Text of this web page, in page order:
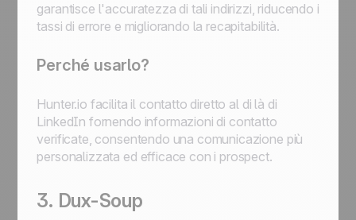
garantisce l'accuratezza di tali indirizzi, riducendo i
tassi di errore e migliorando la recapitabilità.
Perché usarlo?
Hunter.io facilita il contatto diretto al di là di
LinkedIn fornendo informazioni di contatto
verificate, consentendo una comunicazione più
personalizzata ed efficace con i prospect.
3. Dux-Soup